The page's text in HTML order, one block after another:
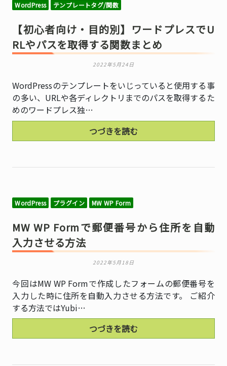
WordPress テンプレートタグ/関数
【初心者向け・目的別】ワードプレスでU
RLやパスを取得する関数まとめ
2022年5月24日
WordPressのテンプレートをいじっていると使用する事
の多い、URLや各ディレクトリまでのパスを取得するた
めのワードプレス独…
つづきを読む
WordPress プラグイン MW WP Form
MW WP Formで郵便番号から住所を自動
入力させる方法
2022年5月18日
今回はMW WP Formで作成したフォームの郵便番号を
入力した時に住所を自動入力させる方法です。 ご紹介
する方法ではYubi…
つづきを読む